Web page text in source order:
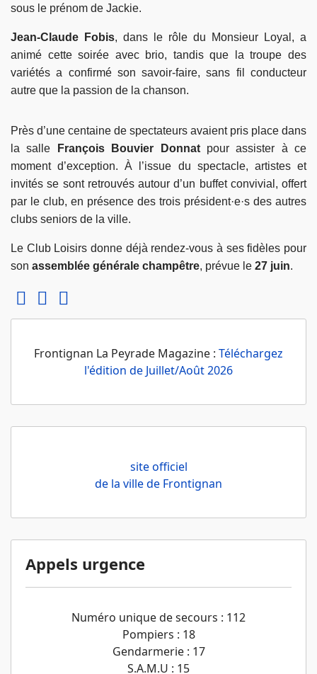
sous le prénom de Jackie.
Jean-Claude Fobis, dans le rôle du Monsieur Loyal, a
animé cette soirée avec brio, tandis que la troupe des
variétés a confirmé son savoir-faire, sans fil conducteur
autre que la passion de la chanson.
Près d’une centaine de spectateurs avaient pris place dans
la salle
François Bouvier Donnatpour assister à ce
moment d’exception. À l’issue du spectacle, artistes et
invités se sont retrouvés autour d’un buffet convivial, offert
par le club, en présence des trois président·e·s des autres
clubs seniors de la ville.
Le Club Loisirs donne déjà rendez-vous à ses fidèles pour
son assemblée générale champêtre, prévue le 27 juin.
Frontignan La Peyrade Magazine : Téléchargez
l'édition de Juillet/Août 2026
site officiel
de la ville de Frontignan
Appels urgence
Numéro unique de secours : 112
Pompiers : 18
Gendarmerie : 17
S.A.M.U : 15